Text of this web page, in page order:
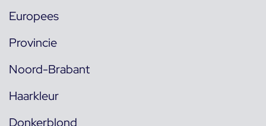
Europees
Provincie
Noord-Brabant
Haarkleur
Donkerblond